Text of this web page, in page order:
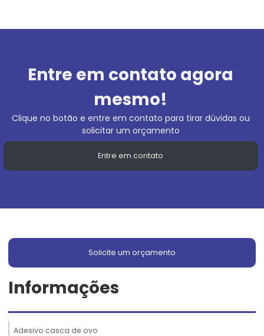
Entre em contato agora
mesmo!
Clique no botão e entre em contato para tirar dúvidas ou
solicitar um orçamento
Entre em contato
Solicite um orçamento
Informações
Adesivo casca de ovo